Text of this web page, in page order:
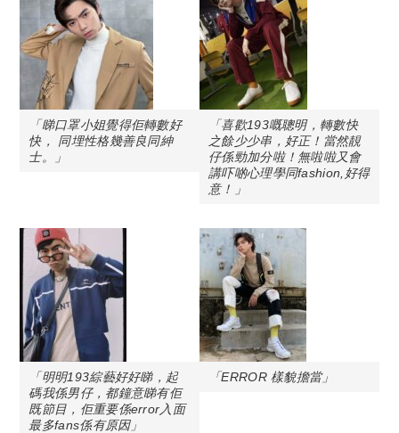
「睇口罩小姐覺得佢轉數好
快， 同埋性格幾善良同紳
士。」
「喜歡193嘅聰明，轉數快
之餘少少串，好正！當然靚
仔係勁加分啦！無啦啦又會
講吓啲心理學同fashion,好得
意！」
「明明193綜藝好好睇，起
碼我係男仔，都鐘意睇有佢
既節目，佢重要係error入面
最多fans係有原因」
「ERROR 樣貌擔當」